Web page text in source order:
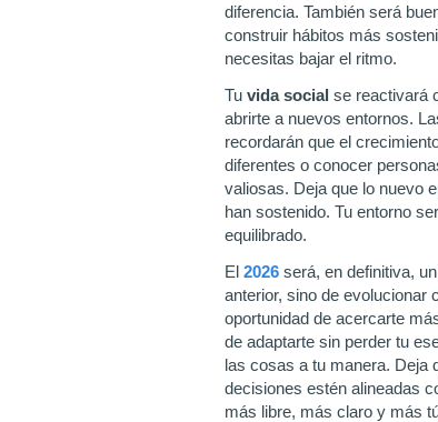
diferencia. También será
construir hábitos más
necesitas bajar el ritmo.
Tu vida social se reactivará
abrirte a nuevos entornos.
recordarán que el
diferentes o conocer
valiosas. Deja que lo nuevo
han sostenido. Tu entorno
equilibrado.
El 2026 será, en definitiva,
anterior, sino de evolucionar
oportunidad de acercarte
de adaptarte sin perder tu
las cosas a tu manera. Deja
decisiones estén alineadas
más libre, más claro y más